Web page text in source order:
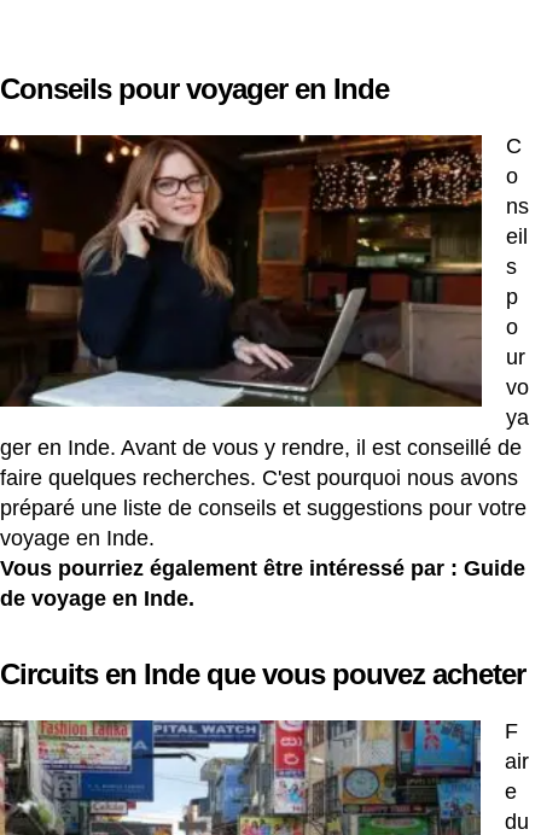
Conseils pour voyager en Inde
C
o
ns
eil
s
p
o
ur
vo
ya
ger en Inde. Avant de vous y rendre, il est conseillé de
faire quelques recherches. C'est pourquoi nous avons
préparé une liste de conseils et suggestions pour votre
voyage en Inde.
Vous pourriez également être intéressé par : Guide
de voyage en Inde.
Circuits en Inde que vous pouvez acheter
F
air
e
du